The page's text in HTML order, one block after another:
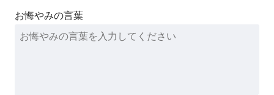
お悔やみの言葉